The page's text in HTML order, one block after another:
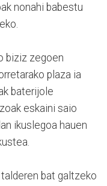
nonahi babestu
biziz zegoen
plaza ia
baterijole
eskaini saio
ikuslegoa hauen
bat galtzeko